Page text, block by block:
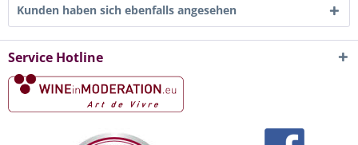
Kunden haben sich ebenfalls angesehen
Service Hotline